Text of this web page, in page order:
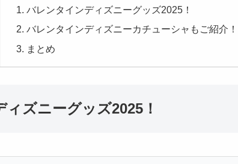
バレンタインディズニーグッズ2025！
バレンタインディズニーカチューシャもご紹介！
まとめ
ズニーグッズ2025！